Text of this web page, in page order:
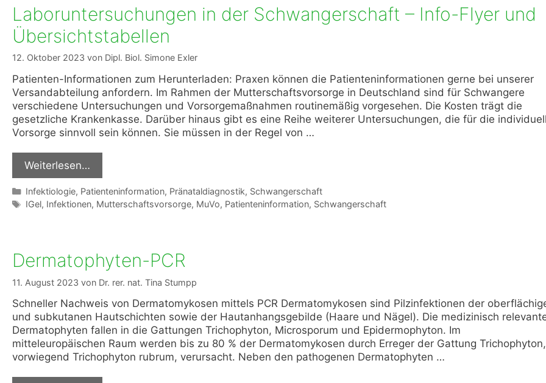
Laboruntersuchungen in der Schwangerschaft – Info-Flyer und
Übersichtstabellen
12. Oktober 2023 von Dipl. Biol. Simone Exler
Patienten-Informationen zum Herunterladen: Praxen können die Patienteninformationen gerne bei unserer
Versandabteilung anfordern. Im Rahmen der Mutterschaftsvorsorge in Deutschland sind für Schwangere
verschiedene Untersuchungen und Vorsorgemaßnahmen routinemäßig vorgesehen. Die Kosten trägt die
gesetzliche Krankenkasse. Darüber hinaus gibt es eine Reihe weiterer Untersuchungen, die für die
Vorsorge sinnvoll sein können. Sie müssen in der Regel von …
Weiterlesen…
Kategorien
Infektiologie, Patienteninformation, Pränataldiagnostik, Schwangerschaft
Schlagwörter
IGel, Infektionen, Mutterschaftsvorsorge, MuVo, Patienteninformation, Schwangerschaft
Dermatophyten-PCR
11. August 2023 von Dr. rer. nat. Tina Stumpp
Schneller Nachweis von Dermatomykosen mittels PCR Dermatomykosen sind Pilzinfektionen der
und subkutanen Hautschichten sowie der Hautanhangsgebilde (Haare und Nägel). Die medizinisch
Dermatophyten fallen in die Gattungen Trichophyton, Microsporum und Epidermophyton. Im
mitteleuropäischen Raum werden bis zu 80 % der Dermatomykosen durch Erreger der Gattung Trichophyton,
vorwiegend Trichophyton rubrum, verursacht. Neben den pathogenen Dermatophyten …